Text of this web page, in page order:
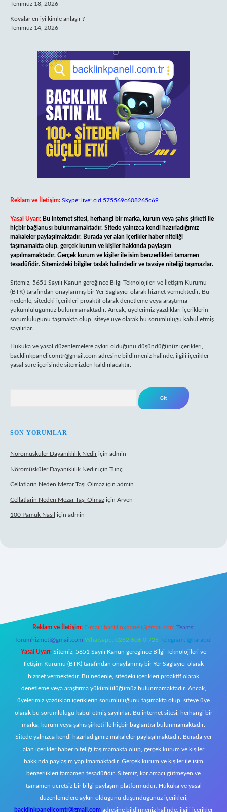
Temmuz 18, 2026
Kovalar en iyi kimle anlaşır ?
Temmuz 14, 2026
Reklam ve İletişim: Skype: live:.cid.575569c608265c69
Yasal Uyarı: Bu internet sitesi, herhangi bir marka, kurum veya şahıs şirketi ile
hiçbir bağlantısı bulunmamaktadır. Sitede yalnızca kendi hazırladığımız
makaleler paylaşılmaktadır. Burada yer alan içerikler haber niteliği
taşımamakta olup, gerçek kurum ve kişiler hakkında paylaşım
yapılmamaktadır. Gerçek kurum ve kişiler ile isim benzerlikleri tamamen
tesadüfidir. Sitemizdeki bilgiler taslak halindedir ve tavsiye niteliği taşımazlar.
Sitemiz, 5651 Sayılı Kanun gereğince Bilgi Teknolojileri ve İletişim Kurumu
(BTK) tarafından onaylanmış bir Yer Sağlayıcı olarak hizmet vermektedir. Bu
nedenle, sitedeki içerikleri proaktif olarak denetleme veya araştırma
yükümlülüğümüz bulunmamaktadır. Ancak, üyelerimiz yazdıkları içeriklerin
sorumluluğunu taşımakta olup, siteye üye olarak bu sorumluluğu kabul etmiş
sayılırlar.
Hukuka ve yasal düzenlemelere aykırı olduğunu düşündüğünüz içerikleri,
backlinkpanelicomtr@gmail.com adresine bildirmeniz halinde, ilgili içerikler
yasal süre içerisinde sitemizden kaldırılacaktır.
SON YORUMLAR
Nöromüsküler Dayanıklılık Nediriçin admin
Nöromüsküler Dayanıklılık Nediriçin Tunç
Cellatlarin Neden Mezar Taşı Olmaz için admin
Cellatlarin Neden Mezar Taşı Olmaz için Arven
100 Pamuk Nasıl için admin
Reklam ve İletişim: E-mail: backlinkpaneli@gmail.com Teams:
forumhizmeti@gmail.com Whatsapp: 0262 606 0 726 Telegram: @karabul
Yasal Uyarı: Sitemiz, 5651 Sayılı Kanun gereğince Bilgi Teknolojileri ve
İletişim Kurumu (BTK) tarafından onaylanmış bir Yer Sağlayıcı olarak
hizmet vermektedir. Bu nedenle, sitedeki içerikleri proaktif olarak
denetleme veya araştırma yükümlülüğümüz bulunmamaktadır. Ancak,
üyelerimiz yazdıkları içeriklerin sorumluluğunu taşımakta olup, siteye üye
olarak bu sorumluluğu kabul etmiş sayılırlar. Bu internet sitesi, herhangi bir
marka, kurum veya şahıs şirketi ile hiçbir bağlantısı bulunmamaktadır.
Sitede yalnızca kendi hazırladığımız makaleler paylaşılmaktadır. Burada yer
alan içerikler haber niteliği taşımamakta olup, gerçek kurum ve kişiler
hakkında paylaşım yapılmamaktadır. Gerçek kurum ve kişiler ile isim
benzerlikleri tamamen tesadüfidir. Sitemiz, kar amacı gütmeyen ve
tamamen ücretsiz bir bilgi paylaşım platformudur. Hukuka ve yasal
düzenlemelere aykırı olduğunu düşündüğünüz içerikleri,
backlinkpanelicomtr@gmail.com adresine bildirmeniz halinde, ilgili içerikler